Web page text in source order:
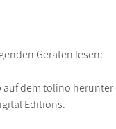
Geräten lesen:
dem tolino
Editions.